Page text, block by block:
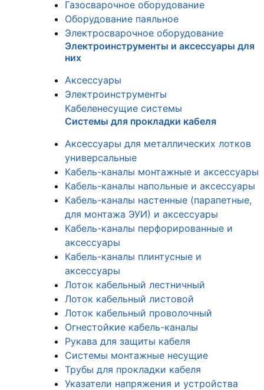
Газосварочное оборудование
Оборудование паяльное
Электросварочное оборудование
Электроинструменты и аксессуары для
них
Аксессуары
Электроинструменты
Кабеленесущие системы
Системы для прокладки кабеля
Аксессуары для металлических лотков
универсальные
Кабель-каналы монтажные и аксессуары
Кабель-каналы напольные и аксессуары
Кабель-каналы настенные (парапетные,
для монтажа ЭУИ) и аксессуары
Кабель-каналы перфорированные и
аксессуары
Кабель-каналы плинтусные и
аксессуары
Лоток кабельный лестничный
Лоток кабельный листовой
Лоток кабельный проволочный
Огнестойкие кабель-каналы
Рукава для защиты кабеля
Системы монтажные несущие
Трубы для прокладки кабеля
Указатели напряжения и устройства